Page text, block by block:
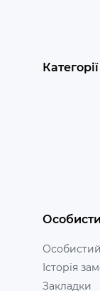
Категорії
Особистий
Історія
Закладки